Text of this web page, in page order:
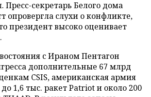
Пресс-секретарь Белого дома
опровергла слухи о конфликте,
президент высоко оценивает
с Ираном Пентагон
дополнительные 67 млрд
CSIS, американская армия
1,6 тыс. ракет Patriot и около 200